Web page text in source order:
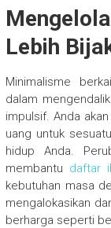
Lebih
Minimalisme
dalam
impulsif. Anda
uang untuk
hidup Anda.
membantu daftar
kebutuhan masa
mengalokasikan
berharga seperti